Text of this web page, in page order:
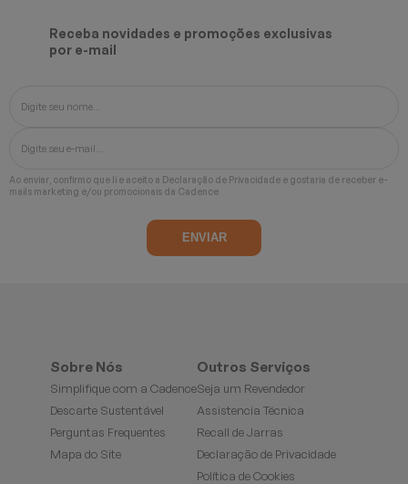
Receba novidades e promoções exclusivas
por e-mail
Ao enviar, confirmo que li e aceito a Declaração de Privacidade e gostaria de receber e-
mails marketing e/ou promocionais da Cadence
Sobre Nós
Simplifique com a Cadence
Descarte Sustentável
Perguntas Frequentes
Mapa do Site
Outros Serviços
Seja um Revendedor
Assistencia Técnica
Recall de Jarras
Declaração de Privacidade
Política de Cookies